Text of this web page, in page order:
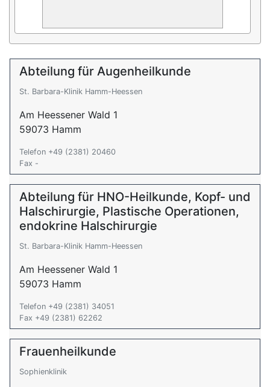
Abteilung für Augenheilkunde
St. Barbara-Klinik Hamm-Heessen
Am Heessener Wald 1
59073 Hamm
Telefon +49 (2381) 20460
Fax -
Abteilung für HNO-Heilkunde, Kopf- und
Halschirurgie, Plastische Operationen,
endokrine Halschirurgie
St. Barbara-Klinik Hamm-Heessen
Am Heessener Wald 1
59073 Hamm
Telefon +49 (2381) 34051
Fax +49 (2381) 62262
Frauenheilkunde
Sophienklinik